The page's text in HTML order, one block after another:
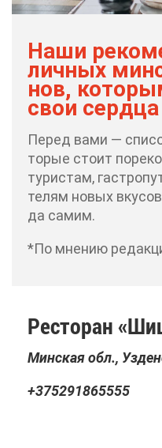
На­ши
лич­ных
нов,
свои серд­ца
Пе­ред ва­ми —
то­рые сто­ит
ту­ри­стам,
те­лям но­вых
да са­мим.
*По мне­нию
Ре­сто­ран
Мин­ская обл.,
+375291865555